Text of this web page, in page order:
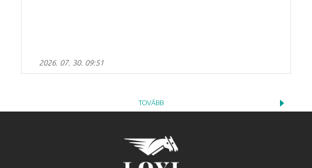
2026. 07. 30. 09:51
TOVÁBB